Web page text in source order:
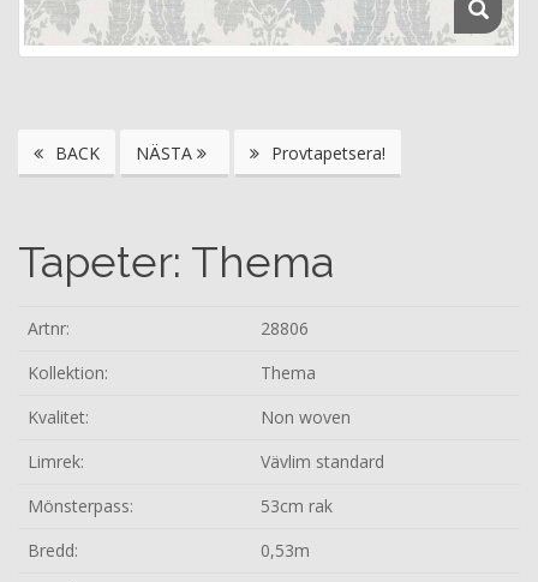
BACK NÄSTA Provtapetsera!
Tapeter: Thema
Artnr:
28806
Kollektion:
Thema
Kvalitet:
Non woven
Limrek:
Vävlim standard
Mönsterpass:
53cm rak
Bredd:
0,53m